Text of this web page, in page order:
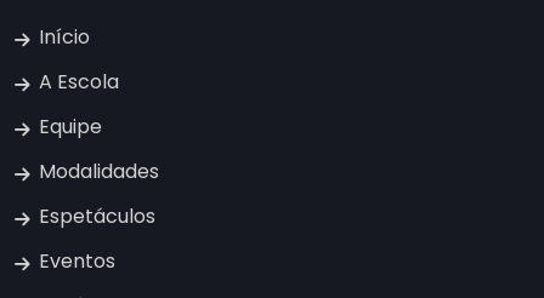
Início
A Escola
Equipe
Modalidades
Espetáculos
Eventos